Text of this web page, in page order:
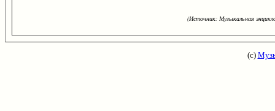
(Источник: Музыкальная
(с)